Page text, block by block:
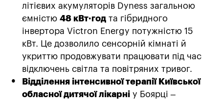
літієвих акумуляторів Dyness загальною
ємністю 48 кВт·год та гібридного
інвертора Victron Energy потужністю 15
кВт. Це дозволило сенсорній кімнаті й
укриттю продовжувати працювати під час
відключень світла та повітряних тривог.
Відділення інтенсивної терапії Київської
обласної дитячої лікарні у Боярці –